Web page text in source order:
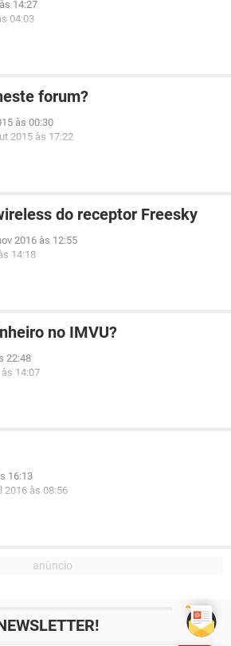
14:27
04:03
forum?
às 00:30
2015 às 17:22
do receptor Freesky
2016 às 12:55
14:18
no IMVU?
22:48
14:07
16:13
2016 às 08:56